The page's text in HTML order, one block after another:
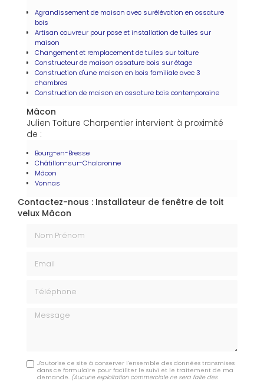
Agrandissement de maison avec surélévation en ossature
bois
Artisan couvreur pour pose et installation de tuiles sur
maison
Changement et remplacement de tuiles sur toiture
Constructeur de maison ossature bois sur étage
Construction d'une maison en bois familiale avec 3
chambres
Construction de maison en ossature bois contemporaine
Mâcon
Julien Toiture Charpentier intervient à proximité
de :
Bourg-en-Bresse
Châtillon-sur-Chalaronne
Mâcon
Vonnas
Contactez-nous : Installateur de fenêtre de toit
velux Mâcon
Message
J'autorise ce site à conserver l'ensemble des données transmises
dans ce formulaire pour faciliter le suivi et le traitement de ma
demande. (Aucune exploitation commerciale ne sera faite des